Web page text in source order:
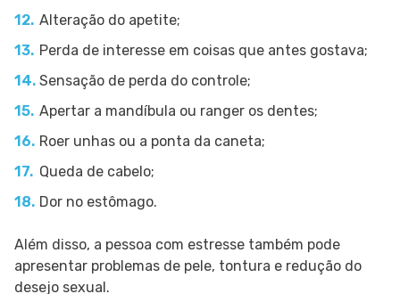
Alteração do apetite;
Perda de interesse em coisas que antes gostava;
Sensação de perda do controle;
Apertar a mandíbula ou ranger os dentes;
Roer unhas ou a ponta da caneta;
Queda de cabelo;
Dor no estômago.
Além disso, a pessoa com estresse também pode
apresentar problemas de pele, tontura e redução do
desejo sexual.